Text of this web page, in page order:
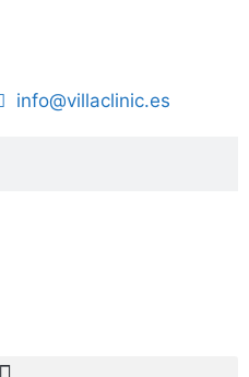
info@villaclinic.es